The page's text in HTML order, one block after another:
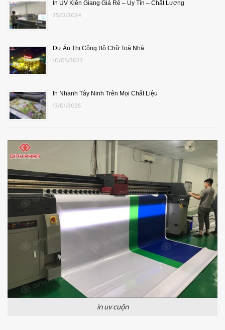
In UV Kiên Giang Giá Rẻ – Uy Tín – Chất Lượng
25/12/2024
Dự Án Thi Công Bộ Chữ Toà Nhà
10/05/2022
In Nhanh Tây Ninh Trên Mọi Chất Liệu
13/01/2025
in uv cuộn